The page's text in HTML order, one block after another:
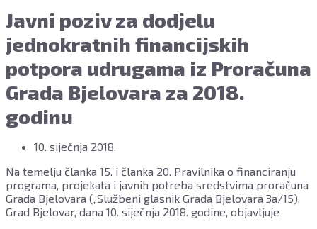
Javni poziv za dodjelu
jednokratnih financijskih
potpora udrugama iz Proračuna
Grada Bjelovara za 2018.
godinu
10. siječnja 2018.
Na temelju članka 15. i članka 20. Pravilnika o financiranju
programa, projekata i javnih potreba sredstvima proračuna
Grada Bjelovara („Službeni glasnik Grada Bjelovara 3a/15),
Grad Bjelovar, dana 10. siječnja 2018. godine, objavljuje